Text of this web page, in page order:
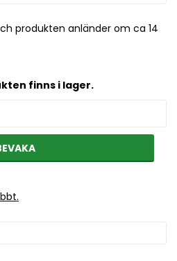
produkten anländer om ca 14
finns i lager.